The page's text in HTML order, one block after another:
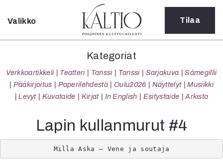
Sulje
Kategoriat
Verkkoartikkeli
Teatteri
Tanssi
Sarjakuva
Sámegillii
Pääkirjoitus
Paperilehdestä
Valikko Tilaa
Kategoriat
Verkkoartikkeli Teatteri Tanssi Tanssi Sarjakuva
Sámegillii
Pääkirjoitus
Paperilehdestä Oulu2026 Näyttelyt
Musiikki
Levyt
Kuvataide Kirjat In English Esitystaide Arkisto
Lapin kullanmurut #4
Milla Aska – Vene ja soutaja